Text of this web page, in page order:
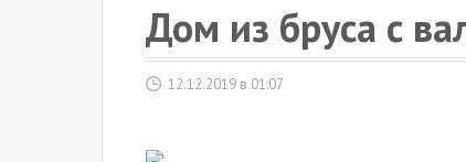
Дом из бруса с
12.12.2019 в 01:07